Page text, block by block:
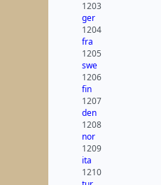
1203
ger
1204
fra
1205
swe
1206
fin
1207
den
1208
nor
1209
ita
1210